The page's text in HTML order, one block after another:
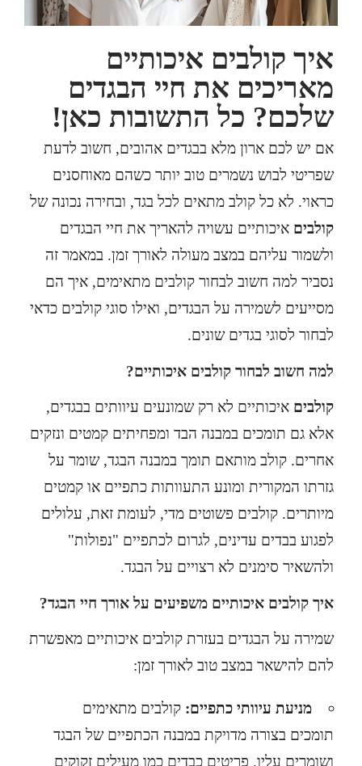
איך קולבים איכותיים
מאריכים את חיי הבגדים
שלכם? כל התשובות כאן!
אם יש לכם ארון מלא בבגדים אהובים, חשוב לדעת
שפריטי לבוש נשמרים טוב יותר כשהם מאוחסנים
כראוי. לא כל קולב מתאים לכל בגד, ובחירה נכונה של
קולבים איכותיים עשויה להאריך את חיי הבגדים
ולשמור עליהם במצב מעולה לאורך זמן. במאמר זה
נסביר למה חשוב לבחור קולבים מתאימים, איך הם
מסייעים לשמירה על הבגדים, ואילו סוגי קולבים כדאי
לבחור לסוגי בגדים שונים.
למה חשוב לבחור קולבים איכותיים?
קולבים איכותיים לא רק שמונעים עיוותים בבגדים,
אלא גם תומכים במבנה הבד ומפחיתים קמטים ונזקים
אחרים. קולב מותאם תומך במבנה הבגד, שומר על
גזרתו המקורית ומונע התעוותות כתפיים או קמטים
מיותרים. קולבים פשוטים מדי, לעומת זאת, עלולים
לפגוע בבדים עדינים, לגרום לכתפיים "נפולות"
ולהשאיר סימנים לא רצויים על הבגד.
איך קולבים איכותיים משפיעים על אורך חיי הבגד?
שמירה על הבגדים בעזרת קולבים איכותיים מאפשרת
להם להישאר במצב טוב לאורך זמן:
מניעת עיוותי כתפיים: קולבים מתאימים
תומכים בצורה מדויקת במבנה הכתפיים של הבגד
ושומרים עליו. פריטים כבדים כמו מעילים זקוקים